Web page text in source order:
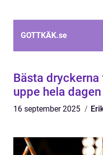
GOTTKÄK.se
Bästa
uppe hela dagen
16 september 2025